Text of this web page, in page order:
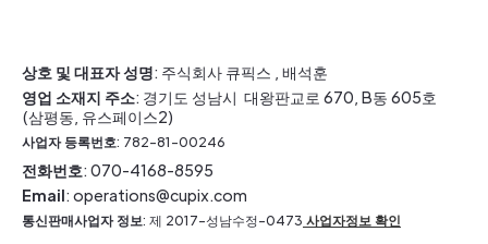
상호 및 대표자 성명: 주식회사 큐픽스 , 배석훈
영업 소재지 주소: 경기도 성남시 대왕판교로 670, B동 605호
(삼평동, 유스페이스2)
사업자 등록번호: 782-81-00246
전화번호: 070-4168-8595
Email: operations@cupix.com
통신판매사업자 정보: 제 2017-성남수정-0473 사업자정보 확인